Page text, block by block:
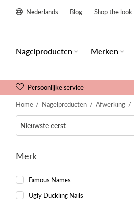
Nederlands Blog Shop the look
Nagelproducten Merken
Persoonlijke service
Home / Nagelproducten / Afwerking /
Merk
Famous Names
Ugly Duckling Nails